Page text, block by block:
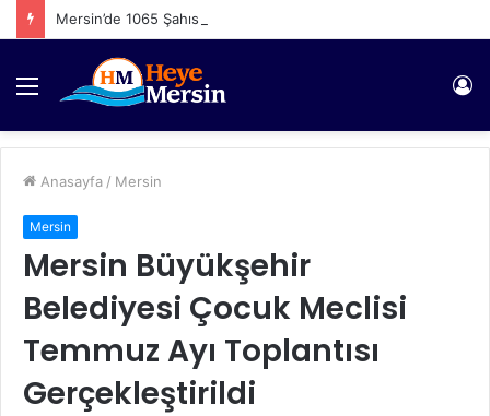
Mersin’de 1065 Şahıs Yakalandı
Menü
Anasayfa / Mersin
Mersin
Mersin Büyükşehir
Belediyesi Çocuk Meclisi
Temmuz Ayı Toplantısı
Gerçekleştirildi